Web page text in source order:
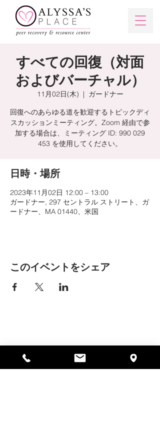
すべての回復（対面
およびバーチャル）
11月02日(木)
  |
ガードナー
回復へのあらゆる道を歓迎するトピックディ
スカッションミーティング。Zoom 経由で参
加する場合は、ミーティング ID: 990 029
453 を使用してください。
日時・場所
2023年11月02日 12:00 – 13:00
ガードナー, 297 セントラル ストリート、ガ
ードナー、MA 01440、米国
このイベントをシェア
ナー、MA 01440
978-364-0920